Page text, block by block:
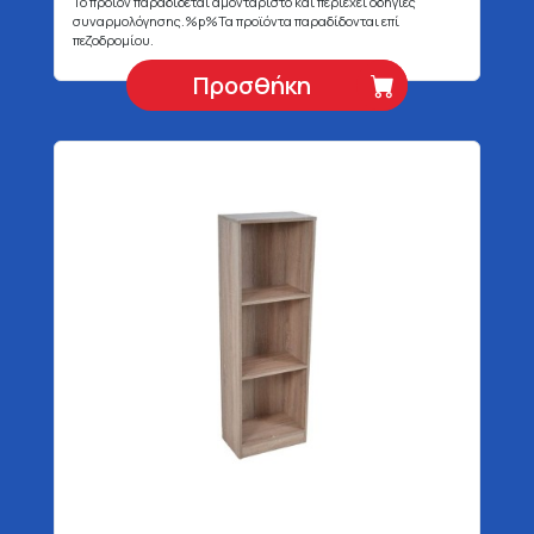
συναρμολόγησης.%p%Τα προϊόντα παραδίδονται επί
πεζοδρομίου.
Προσθήκη